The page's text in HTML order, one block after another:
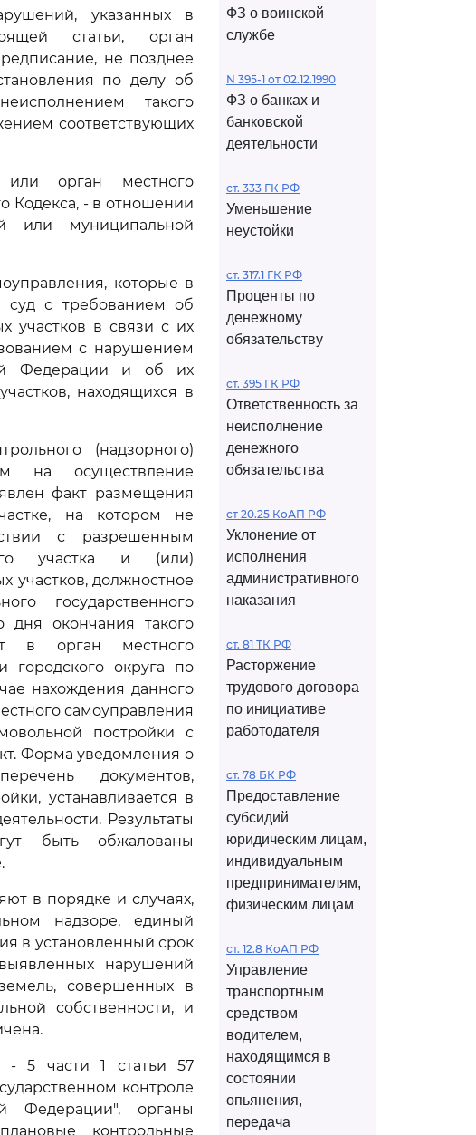
указанных в
статьи, орган
не позднее
по делу об
такого
соответствующих
или орган местного
Кодекса, - в отношении
или муниципальной
которые в
суд с требованием об
участков в связи с их
с нарушением
Федерации и об их
находящихся в
(надзорного)
на осуществление
факт размещения
на котором не
с разрешенным
участка и (или)
участков, должностное
государственного
дня окончания такого
в орган местного
городского округа по
нахождения данного
самоуправления
постройки с
Форма уведомления о
документов,
устанавливается в
Результаты
быть обжалованы
в порядке и случаях,
надзоре, единый
в установленный срок
нарушений
совершенных в
собственности, и
- 5 части 1 статьи 57
контроле
Федерации", органы
контрольные
ФЗ о воинской
службе
N 395-1 от 02.12.1990
ФЗ о банках и
банковской
деятельности
ст. 333 ГК РФ
Уменьшение
неустойки
ст. 317.1 ГК РФ
Проценты по
денежному
обязательству
ст. 395 ГК РФ
Ответственность за
неисполнение
денежного
обязательства
ст 20.25 КоАП РФ
Уклонение от
исполнения
административного
наказания
ст. 81 ТК РФ
Расторжение
трудового договора
по инициативе
работодателя
ст. 78 БК РФ
Предоставление
субсидий
юридическим лицам,
индивидуальным
предпринимателям,
физическим лицам
ст. 12.8 КоАП РФ
Управление
транспортным
средством
водителем,
находящимся в
состоянии
опьянения,
передача